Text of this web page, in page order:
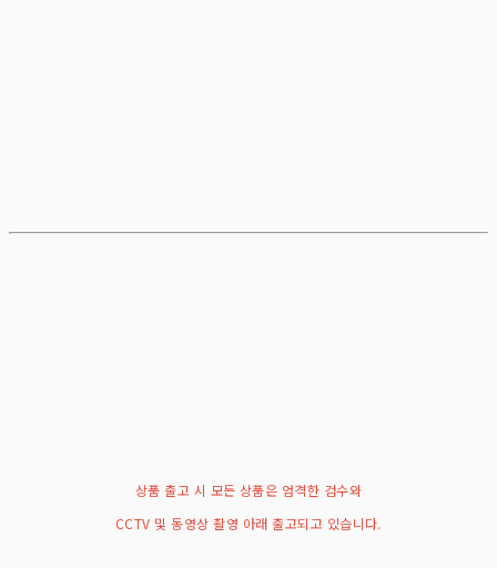
상품 출고 시 모든 상품은 엄격한 검수와
CCTV 및 동영상 촬영 아래 출고되고 있습니다.